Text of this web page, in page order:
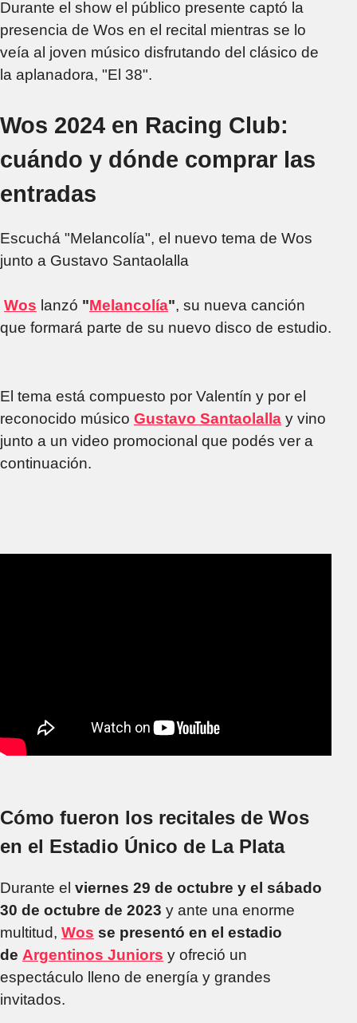
Durante el show el público presente captó la
presencia de Wos en el recital mientras se lo
veía al joven músico disfrutando del clásico de
la aplanadora, "El 38".
Wos 2024 en Racing Club:
cuándo y dónde comprar las
entradas
Escuchá "Melancolía", el nuevo tema de Wos
junto a Gustavo Santaolalla
Wos lanzó "Melancolía", su nueva canción
que formará parte de su nuevo disco de estudio.
El tema está compuesto por Valentín y por el
reconocido músico Gustavo Santaolalla y vino
junto a un video promocional que podés ver a
continuación.
Cómo fueron los recitales de Wos
en el Estadio Único de La Plata
Durante el viernes 29 de octubre y el sábado
30 de octubre de 2023 y ante una enorme
multitud, Wos se presentó en el estadio
de Argentinos Juniors y ofreció un
espectáculo lleno de energía y grandes
invitados.